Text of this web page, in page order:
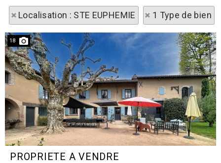
Localisation : STE EUPHEMIE 1 Type de bien
18
PROPRIETE A VENDRE